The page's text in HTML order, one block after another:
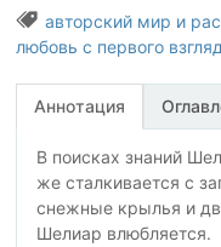
авторский мир и
любовь с первого
Аннотация
В поисках знаний
же сталкивается с
снежные крылья и
Шелиар влюбляется.